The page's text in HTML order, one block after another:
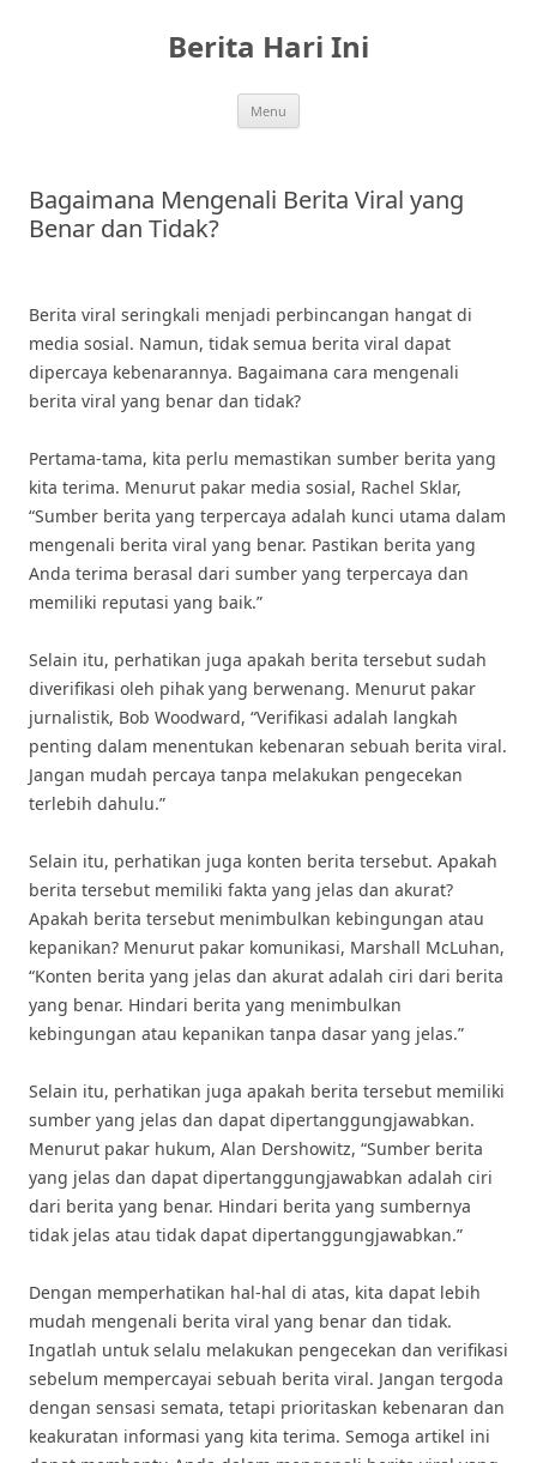
Berita Hari Ini
Menu
Bagaimana Mengenali Berita Viral yang
Benar dan Tidak?
Berita viral seringkali menjadi perbincangan hangat di
media sosial. Namun, tidak semua berita viral dapat
dipercaya kebenarannya. Bagaimana cara mengenali
berita viral yang benar dan tidak?
Pertama-tama, kita perlu memastikan sumber berita yang
kita terima. Menurut pakar media sosial, Rachel Sklar,
“Sumber berita yang terpercaya adalah kunci utama dalam
mengenali berita viral yang benar. Pastikan berita yang
Anda terima berasal dari sumber yang terpercaya dan
memiliki reputasi yang baik.”
Selain itu, perhatikan juga apakah berita tersebut sudah
diverifikasi oleh pihak yang berwenang. Menurut pakar
jurnalistik, Bob Woodward, “Verifikasi adalah langkah
penting dalam menentukan kebenaran sebuah berita viral.
Jangan mudah percaya tanpa melakukan pengecekan
terlebih dahulu.”
Selain itu, perhatikan juga konten berita tersebut. Apakah
berita tersebut memiliki fakta yang jelas dan akurat?
Apakah berita tersebut menimbulkan kebingungan atau
kepanikan? Menurut pakar komunikasi, Marshall McLuhan,
“Konten berita yang jelas dan akurat adalah ciri dari berita
yang benar. Hindari berita yang menimbulkan
kebingungan atau kepanikan tanpa dasar yang jelas.”
Selain itu, perhatikan juga apakah berita tersebut memiliki
sumber yang jelas dan dapat dipertanggungjawabkan.
Menurut pakar hukum, Alan Dershowitz, “Sumber berita
yang jelas dan dapat dipertanggungjawabkan adalah ciri
dari berita yang benar. Hindari berita yang sumbernya
tidak jelas atau tidak dapat dipertanggungjawabkan.”
Dengan memperhatikan hal-hal di atas, kita dapat lebih
mudah mengenali berita viral yang benar dan tidak.
Ingatlah untuk selalu melakukan pengecekan dan verifikasi
sebelum mempercayai sebuah berita viral. Jangan tergoda
dengan sensasi semata, tetapi prioritaskan kebenaran dan
keakuratan informasi yang kita terima. Semoga artikel ini